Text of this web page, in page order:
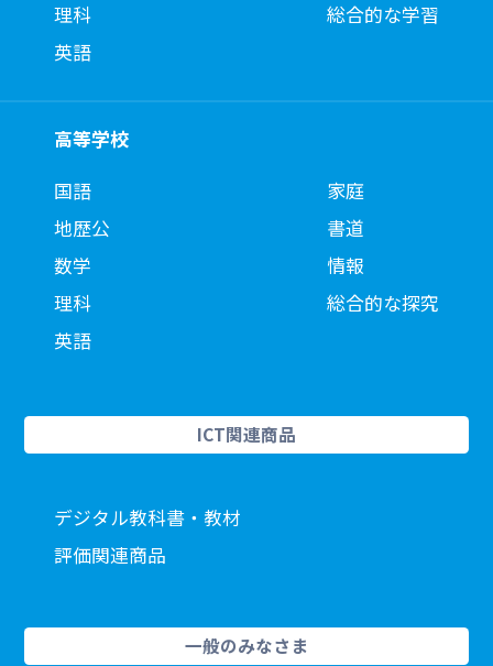
理科
英語
総合的な学習
高等学校
国語
地歴公
数学
理科
英語
家庭
書道
情報
総合的な探究
ICT関連商品
デジタル教科書・教材
評価関連商品
一般のみなさま